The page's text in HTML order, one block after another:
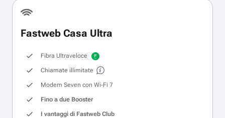
Fastweb Casa Ultra
Fibra Ultraveloce
Chiamate illimitate
Modem Seven con Wi‑Fi 7
Fino a due Booster
I vantaggi di Fastweb Club